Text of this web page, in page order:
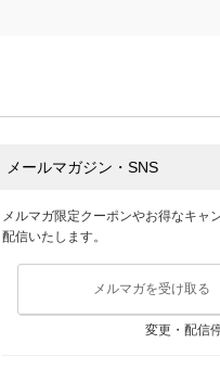
メールマガジン・SNS
メルマガ限定クーポンやお得なキャ
配信いたします。
メルマガを受け取る
変更・配信